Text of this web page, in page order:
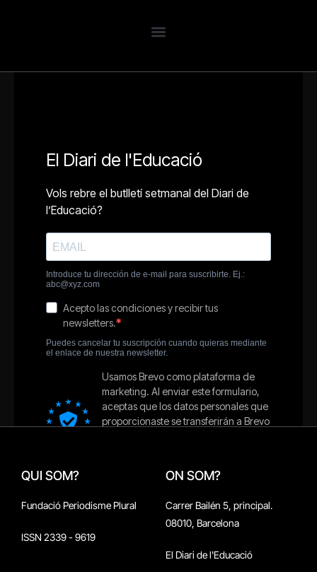
QUI SOM?
Fundació Periodisme Plural
ISSN 2339 - 9619
ON SOM?
Carrer Bailén 5, principal.
08010, Barcelona
El Diari de l'Educació